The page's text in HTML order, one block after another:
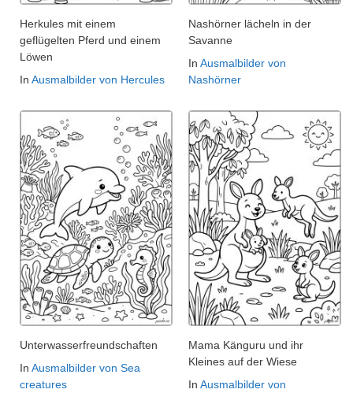
Herkules mit einem
geflügelten Pferd und einem
Löwen
In Ausmalbilder von Hercules
Nashörner lächeln in der
Savanne
In Ausmalbilder von
Nashörner
Unterwasserfreundschaften
In Ausmalbilder von Sea
creatures
Mama Känguru und ihr
Kleines auf der Wiese
In Ausmalbilder von